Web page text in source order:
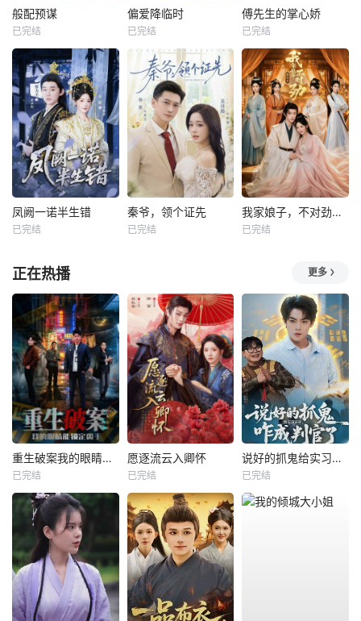
般配预谋
已完结
偏爱降临时
已完结
傅先生的掌心娇
已完结
凤阙一诺半生错
已完结
秦爷，领个证先
已完结
我家娘子，不对劲第四季
已完结
正在热播 更多
重生破案我的眼睛能锁定凶手
已完结
愿逐流云入卿怀
已完结
说好的抓鬼给实习证明，咋成判官了
已完结